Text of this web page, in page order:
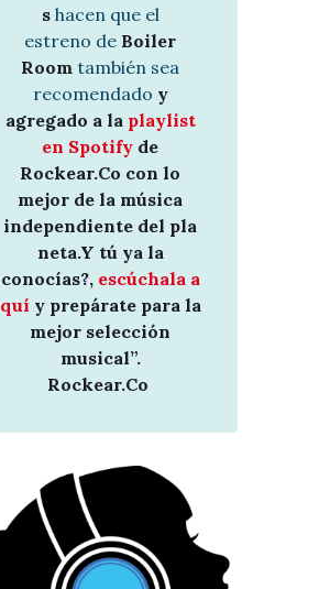
s hacen que el
estreno de Boiler
Room también sea
recomendado y
agregado a la playlist
en Spotify de
Rockear.Co con lo
mejor de la música
independiente del pla
neta.Y tú ya la
conocías?, escúchala a
quí y prepárate para la
mejor selección
musical”.
Rockear.Co